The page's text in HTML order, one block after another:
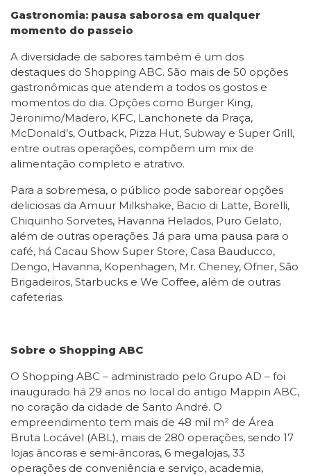
Gastronomia: pausa saborosa em qualquer
momento do passeio
A diversidade de sabores também é um dos
destaques do Shopping ABC. São mais de 50 opções
gastronômicas que atendem a todos os gostos e
momentos do dia. Opções como Burger King,
Jeronimo/Madero, KFC, Lanchonete da Praça,
McDonald’s, Outback, Pizza Hut, Subway e Super Grill,
entre outras operações, compõem um mix de
alimentação completo e atrativo.
Para a sobremesa, o público pode saborear opções
deliciosas da Amuur Milkshake, Bacio di Latte, Borelli,
Chiquinho Sorvetes, Havanna Helados, Puro Gelato,
além de outras operações. Já para uma pausa para o
café, há Cacau Show Super Store, Casa Bauducco,
Dengo, Havanna, Kopenhagen, Mr. Cheney, Ofner, São
Brigadeiros, Starbucks e We Coffee, além de outras
cafeterias.
Sobre o Shopping ABC
O Shopping ABC – administrado pelo Grupo AD – foi
inaugurado há 29 anos no local do antigo Mappin ABC,
no coração da cidade de Santo André. O
empreendimento tem mais de 48 mil m² de Área
Bruta Locável (ABL), mais de 280 operações, sendo 17
lojas âncoras e semi-âncoras, 6 megalojas, 33
operações de conveniência e serviço, academia,